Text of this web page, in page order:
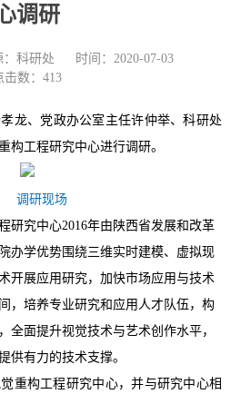
调研
：科研处
时间：2020-07-03
击数：413
龙、党政办公室主任许仲举、科研处
构工程研究中心进行调研。
调研现场
研究中心2016年由陕西省发展和改革
办学优势围绕三维实时建模、虚拟现
开展应用研究，加快市场应用与技术
，培养专业研究和应用人才队伍，构
全面提升视觉技术与艺术创作水平，
供有力的技术支撑。
重构工程研究中心，并与研究中心相